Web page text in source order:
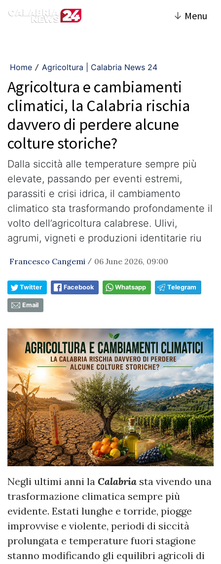
↓ Menu
Home / Agricoltura | Calabria News 24
Agricoltura e cambiamenti
climatici, la Calabria rischia
davvero di perdere alcune
colture storiche?
Dalla siccità alle temperature sempre più
elevate, passando per eventi estremi,
parassiti e crisi idrica, il cambiamento
climatico sta trasformando profondamente il
volto dell’agricoltura calabrese. Ulivi,
agrumi, vigneti e produzioni identitarie riu
Francesco Cangemi / 06 June 2026, 09:00
Twitter Facebook Whatsapp Telegram
Email
Negli ultimi anni la Calabria sta vivendo una
trasformazione climatica sempre più
evidente. Estati lunghe e torride, piogge
improvvise e violente, periodi di siccità
prolungata e temperature fuori stagione
stanno modificando gli equilibri agricoli di